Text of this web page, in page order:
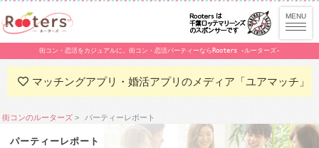
街コン・恋活をカジュアルに。街コン・恋活パーティーならRooters -ルーターズ-
マッチングアプリ・婚活アプリのメディア「ユアマッチ」
街コンのルーターズ パーティーレポート
パーティーレポート